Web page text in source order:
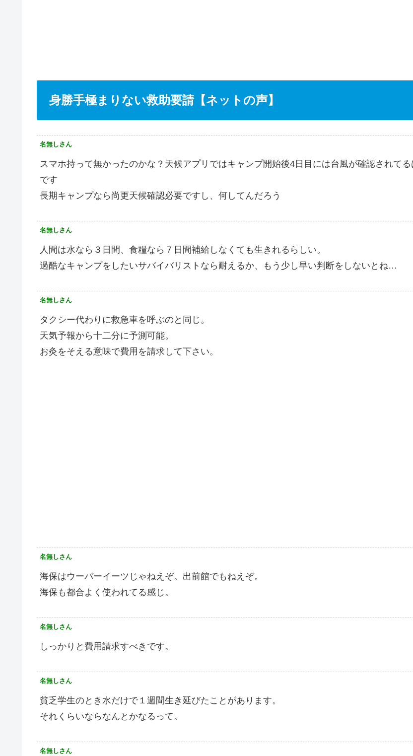
身勝手極まりない救助要請【ネットの声】
名無しさん
スマホ持って無かったのかな？天候アプリではキャンプ開始後4日目には台風が確認されて
です
長期キャンプなら尚更天候確認必要ですし、何してんだろう
名無しさん
人間は水なら３日間、食糧なら７日間補給しなくても生きれるらしい。
過酷なキャンプをしたいサバイバリストなら耐えるか、もう少し早い判断をしないとね…
名無しさん
タクシー代わりに救急車を呼ぶのと同じ。
天気予報から十二分に予測可能。
お灸をそえる意味で費用を請求して下さい。
名無しさん
海保はウーバーイーツじゃねえぞ。出前館でもねえぞ。
海保も都合よく使われてる感じ。
名無しさん
しっかりと費用請求すべきです。
名無しさん
貧乏学生のとき水だけで１週間生き延びたことがあります。
それくらいならなんとかなるって。
名無しさん